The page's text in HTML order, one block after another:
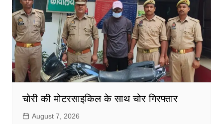
चोरी की मोटरसाइकिल के साथ चोर गिरफ्तार
August 7, 2026